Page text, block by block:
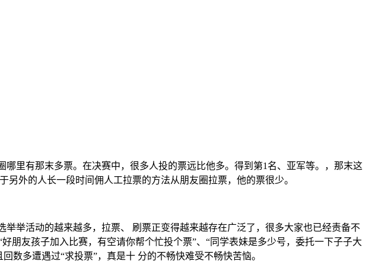
里有那末多票。在决赛中，很多人投的票远比他多。得到第1名、亚军等。，那末这
外的人长一段时间佣人工拉票的方法从朋友圈拉票，他的票很少。
举活动的越来越多，拉票、 刷票正变得越来越存在广泛了，很多大家也已经责备不
朋友孩子加入比赛，有空请你帮个忙投个票”、“同学表妹是多少号，委托一下子子大
多遭遇过“求投票”，真是十 分的不畅快难受不畅快苦恼。